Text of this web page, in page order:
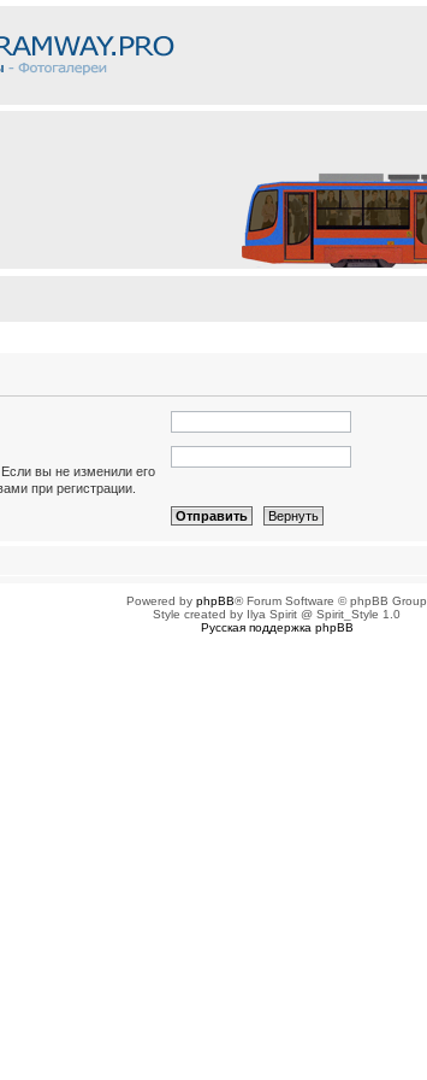
вы не изменили его
при регистрации.
Powered by phpBB® Forum Software © phpBB Group
Style created by Ilya Spirit @ Spirit_Style 1.0
Русская поддержка phpBB